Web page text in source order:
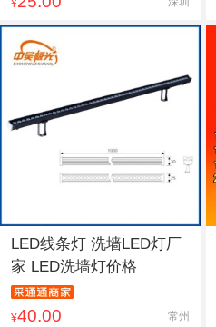
¥
LED线条灯 洗墙LED灯厂
家 LED洗墙灯价格
¥40.00 常州